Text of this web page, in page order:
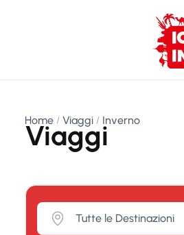
Home Viaggi Inverno
Viaggi